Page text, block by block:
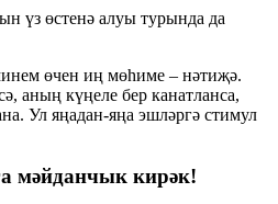
үз өстенә алуы турында да
өчен иң мөһиме – нәтиҗә.
аның күңеле бер канатланса,
Ул яңадан-яңа эшләргә стимул
мәйданчык кирәк!